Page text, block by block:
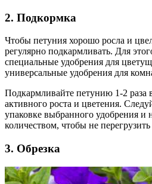
2. Подкормка
Чтобы петуния хорошо росла и
регулярно подкармливать. Для
специальные удобрения для
универсальные удобрения для
Подкармливайте петунию 1-2 раза
активного роста и цветения.
упаковке выбранного удобрения и
количеством, чтобы не перегрузить
3. Обрезка